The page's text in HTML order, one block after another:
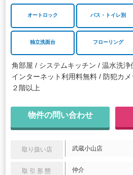
オートロック バス・トイレ別
独立洗面台 フローリング
角部屋 システムキッチン 温水洗浄
インターネット利用料無料
防犯カメ
２階以上
物件の問い合わせ
取り扱い店 武蔵小山店
取引形態 仲介